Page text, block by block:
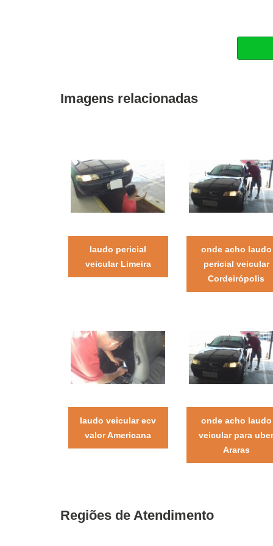
Imagens relacionadas
laudo pericial
veicular Limeira
onde acho laudo
pericial veicular
Cordeirópolis
laudo veicular ecv
valor Americana
onde acho laudo
veicular para
Araras
Regiões de Atendimento